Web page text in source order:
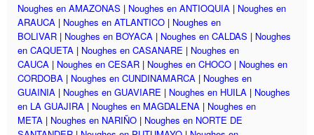
Noughes en AMAZONAS | Noughes en ANTIOQUIA | Noughes en
ARAUCA | Noughes en ATLANTICO | Noughes en
BOLIVAR | Noughes en BOYACA | Noughes en CALDAS | Noughes
en CAQUETA | Noughes en CASANARE | Noughes en
CAUCA | Noughes en CESAR | Noughes en CHOCO | Noughes en
CORDOBA | Noughes en CUNDINAMARCA | Noughes en
GUAINIA | Noughes en GUAVIARE | Noughes en HUILA | Noughes
en LA GUAJIRA | Noughes en MAGDALENA | Noughes en
META | Noughes en NARIÑO | Noughes en NORTE DE